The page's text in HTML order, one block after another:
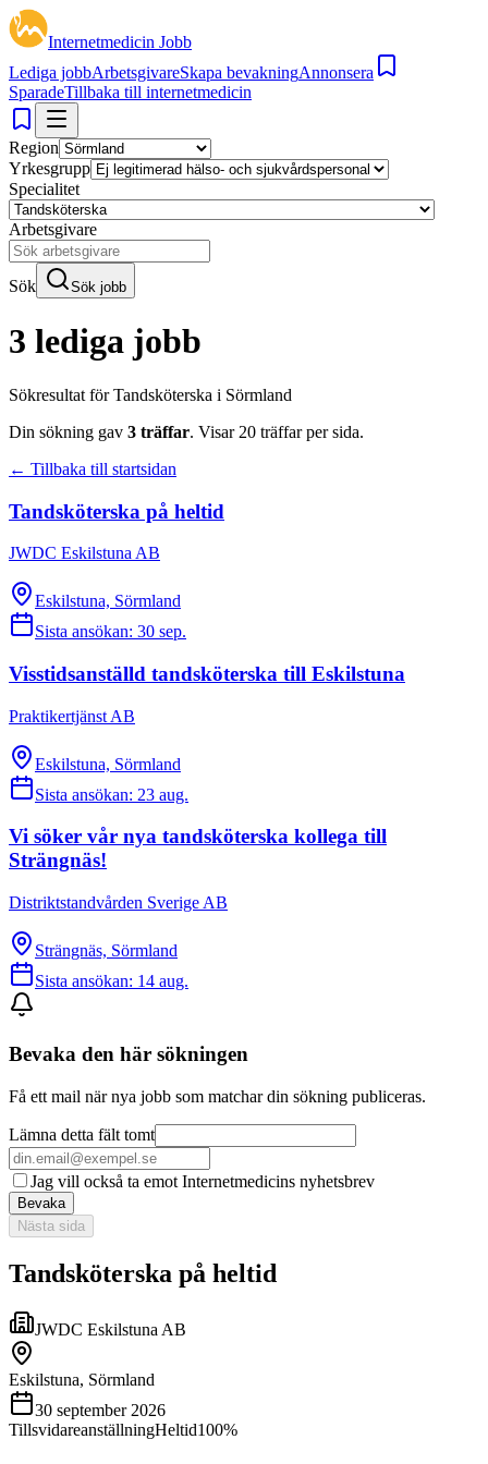
Internetmedicin Jobb
Lediga jobbArbetsgivareSkapa bevakningAnnonsera
SparadeTillbaka till internetmedicin
Region
Yrkesgrupp
Specialitet
Arbetsgivare
Sök Sök jobb
3 lediga jobb
Sökresultat förTandsköterska i Sörmland
Din sökning gav 3 träffar. Visar 20 träffar per sida.
← Tillbaka till startsidan
Tandsköterska på heltid
JWDC Eskilstuna AB
Eskilstuna, Sörmland
Sista ansökan: 30 sep.
Visstidsanställd tandsköterska till Eskilstuna
Praktikertjänst AB
Eskilstuna, Sörmland
Sista ansökan: 23 aug.
Vi söker vår nya tandsköterska kollega till
Strängnäs!
Distriktstandvården Sverige AB
Strängnäs, Sörmland
Sista ansökan: 14 aug.
Bevaka den här sökningen
Få ett mail när nya jobb som matchar din sökning publiceras.
Lämna detta fält tomt
Jag vill också ta emot Internetmedicins nyhetsbrev
Bevaka
Nästa sida
Tandsköterska på heltid
JWDC Eskilstuna AB
Eskilstuna, Sörmland
30 september 2026
TillsvidareanställningHeltid100%